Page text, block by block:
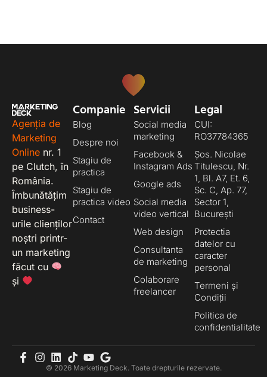
Agenția de
Marketing
Online nr. 1
pe Clutch, în
România.
Îmbunătățim
business-
urile clienților
noștri printr-
un marketing
făcut cu
și
Companie
Blog
Despre noi
Stagiu de
practica
Stagiu de
practica video
Contact
Servicii
Social media
marketing
Facebook &
Instagram Ads
Google ads
Social media
video vertical
Web design
Consultanta
de marketing
Colaborare
freelancer
Legal
CUI:
RO37784365
Șos. Nicolae
Titulescu, Nr.
1, Bl. A7, Et. 6,
Sc. C, Ap. 77,
Sector 1,
București
Protectia
datelor cu
caracter
personal
Termeni și
Condiții
Politica de
confidentialitate
© 2026 Marketing Deck. Toate drepturile rezervate.